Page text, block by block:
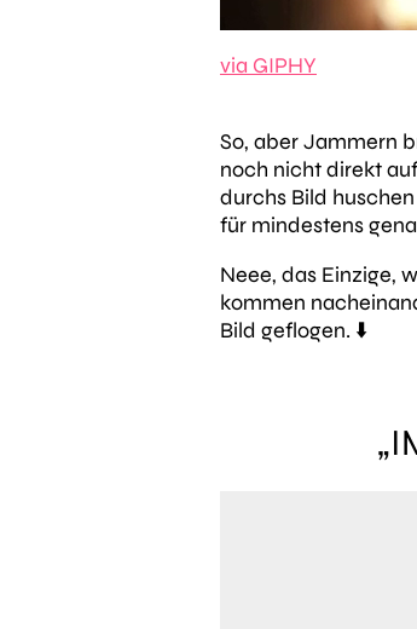
via GIPHY
So, aber Jammern
noch nicht direkt
durchs Bild
für mindestens
Neee, das Einzige,
kommen
Bild geflogen. ⬇️
„